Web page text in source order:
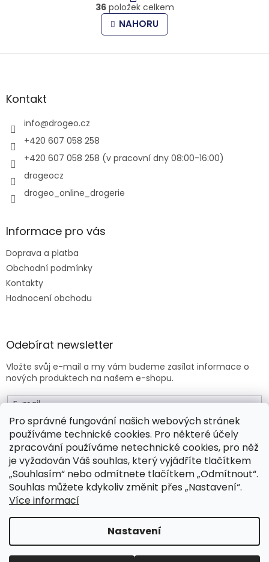
Pro správné fungování našich webových stránek
používáme technické cookies. Pro některé účely
zpracování používáme netechnické cookies, pro něž
je vyžadován Váš souhlas, který vyjádříte tlačítkem
„Souhlasím“ nebo odmítnete tlačítkem „Odmítnout“.
Souhlas můžete kdykoliv změnit přes „Nastavení“.
Více informací
Nastavení
v
l
á
a
ý
r
á
n
k
v
36položek celkem
NAHORU
Z
aKontakt
info@drogeo.cz
+420 607 058 258
+420 607 058 258 (v pracovní dny 08:00-16:00)
drogeocz
drogeo_online_drogerie
Informace pro vás
Doprava a platba
Obchodní podmínky
Kontakty
Hodnocení obchodu
Odebírat newsletter
Vložte svůj e-mail a my vám budeme zasílat informace o
nových produktech na našem e-shopu.
E-mail
Vložením e-mailu souhlasíte sobchodními podmínkami .
PŘIHLÁSIT SE
Copyright 2026Drogeo.cz. Všechna práva vyhrazena.